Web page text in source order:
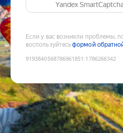
Yandex
Если у вас возникли проблемы,
воспользуйтесьформой
9193840568786961851 :1786266342